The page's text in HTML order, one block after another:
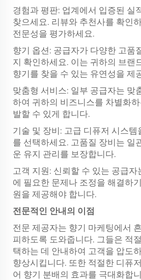
경험과 평판: 업계에서 입증된 실
찾으세요. 리뷰와 추천사를 확인
전문성을 평가하세요.
향기 옵션: 공급자가 다양한 고품
지 확인하세요. 이는 귀하의 브랜
향기를 찾을 수 있는 유연성을 제
맞춤형 서비스: 일부 공급자는 맞
하여 귀하의 비즈니스를 차별화
발할 수 있게 합니다.
기술 및 장비: 고급 디퓨저 시스
를 선택하세요. 고품질 장비는 일
운 유지 관리를 보장합니다.
고객 지원: 신뢰할 수 있는 공급자
에 필요한 문제나 조정을 해결하
원을 제공해야 합니다.
전문적인 안내의 이점
전문 제공자는 향기 마케팅에서
피하도록 도와줍니다. 그들은 적
택하는 데 안내하여 고객을 압도
향상시킵니다. 또한 적절한 디퓨
어 향기 분배의 효과를 극대화합